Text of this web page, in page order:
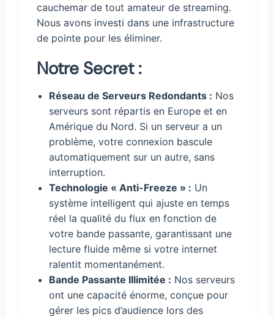
cauchemar de tout amateur de streaming.
Nous avons investi dans une infrastructure
de pointe pour les éliminer.
Notre Secret :
Réseau de Serveurs Redondants : Nos
serveurs sont répartis en Europe et en
Amérique du Nord. Si un serveur a un
problème, votre connexion bascule
automatiquement sur un autre, sans
interruption.
Technologie « Anti-Freeze » : Un
système intelligent qui ajuste en temps
réel la qualité du flux en fonction de
votre bande passante, garantissant une
lecture fluide même si votre internet
ralentit momentanément.
Bande Passante Illimitée : Nos serveurs
ont une capacité énorme, conçue pour
gérer les pics d’audience lors des